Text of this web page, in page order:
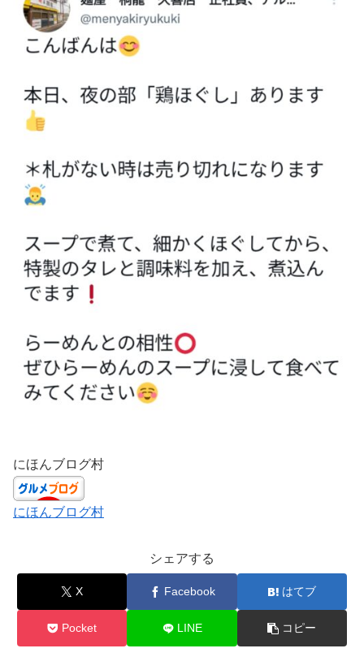
にほんブログ村
にほんブログ村
シェアする
X Facebook はてブ
Pocket LINE コピー